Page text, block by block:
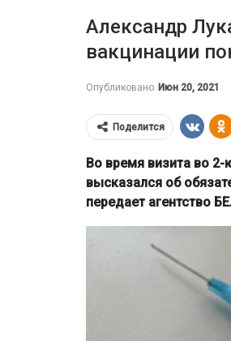
Александр
вакцинации
Опубликовано Июн 20, 2021
Поделится
Во время визита во
высказался об
передает агентство